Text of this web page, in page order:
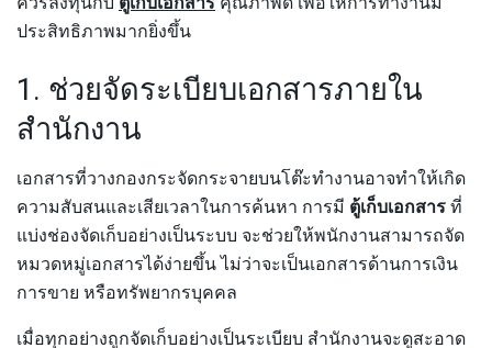
ประสิทธิภาพมากยิ่งขึ้น
1. ช่วยจัดระเบียบเอกสารภายใน
สำนักงาน
เอกสารที่วางกองกระจัดกระจายบนโต๊ะทำงานอาจทำให้เกิด
ความสับสนและเสียเวลาในการค้นหา การมี ตู้เก็บเอกสารที่
แบ่งช่องจัดเก็บอย่างเป็นระบบ จะช่วยให้พนักงานสามารถจัด
หมวดหมู่เอกสารได้ง่ายขึ้น ไม่ว่าจะเป็นเอกสารด้านการเงิน
การขาย หรือทรัพยากรบุคคล
เมื่อทุกอย่างถูกจัดเก็บอย่างเป็นระเบียบ สำนักงานจะดูสะอาด